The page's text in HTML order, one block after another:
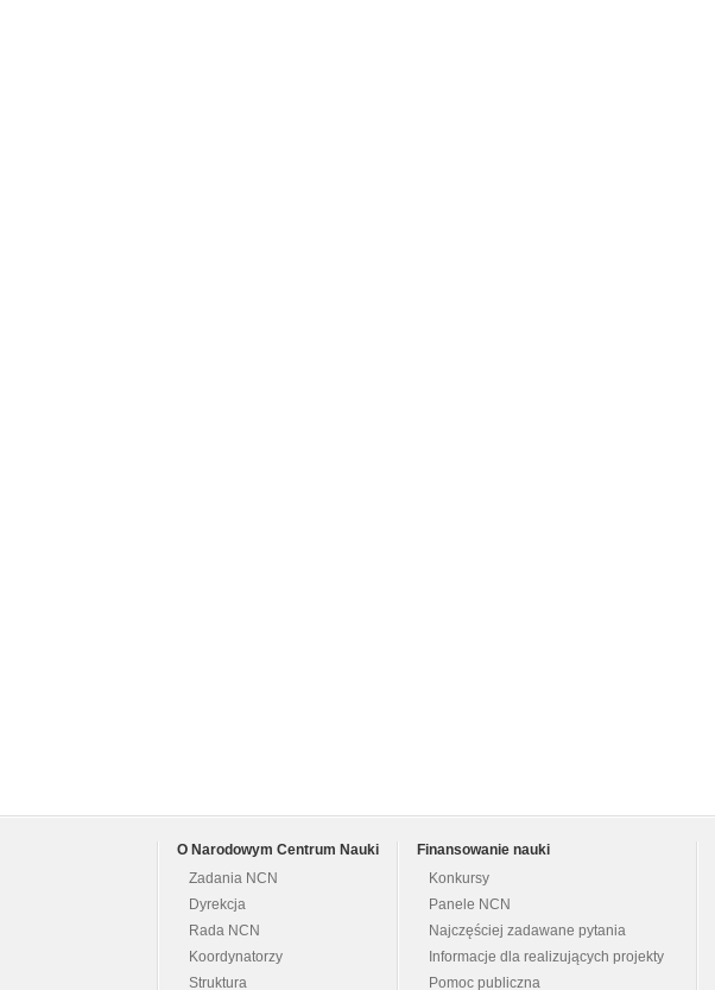
O Narodowym Centrum Nauki
Zadania NCN
Dyrekcja
Rada NCN
Koordynatorzy
Struktura
Finansowanie nauki
Konkursy
Panele NCN
Najczęściej zadawane pytania
Informacje dla realizujących projekty
Pomoc publiczna